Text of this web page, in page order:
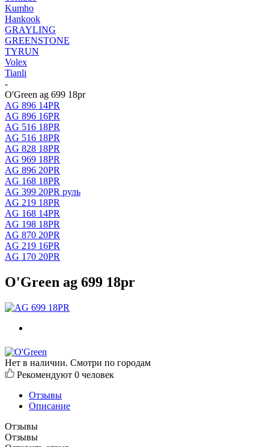
Kumho
Hankook
GRAYLING
GREENSTONE
TYRUN
Volex
Tianli
-
O'Green ag 699 18pr
AG 896 14PR
AG 896 16PR
AG 516 18PR
AG 516 18PR
AG 828 18PR
AG 969 18PR
AG 896 20PR
AG 168 18PR
AG 399 20PR руль
AG 219 18PR
AG 168 14PR
AG 198 18PR
AG 870 20PR
AG 219 16PR
AG 170 20PR
O'Green ag 699 18pr
Нет в наличии. Смотри по городам
Рекомендуют 0 человек
Отзывы
Описание
Отзывы
Отзывы